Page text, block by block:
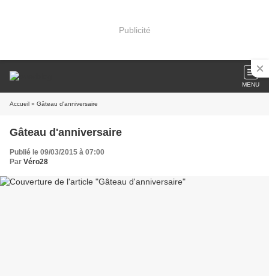
Publicité
MENU
Accueil » Gâteau d'anniversaire
Gâteau d'anniversaire
Publié le 09/03/2015 à 07:00
Par Véro28